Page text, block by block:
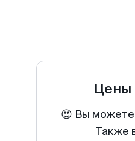
Цены
😍 Вы можете
Также